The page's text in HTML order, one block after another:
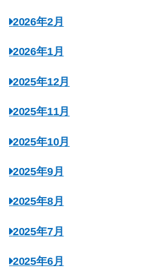
2026年2月
2026年1月
2025年12月
2025年11月
2025年10月
2025年9月
2025年8月
2025年7月
2025年6月